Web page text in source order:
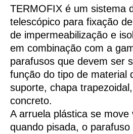
TERMOFIX é um sistema
telescópico para fixação
de impermeabilização e
em combinação com a
parafusos que devem ser
função do tipo de material
suporte, chapa
concreto.
A arruela plástica se move
quando pisada, o parafuso